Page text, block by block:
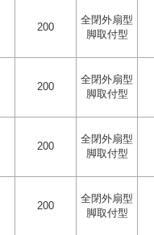
200
全閉外扇型
脚取付型
200
全閉外扇型
脚取付型
200
全閉外扇型
脚取付型
200
全閉外扇型
脚取付型